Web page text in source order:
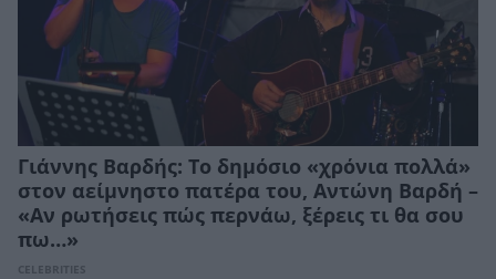
Γιάννης Βαρδής: Το δημόσιο «χρόνια πολλά»
στον αείμνηστο πατέρα του, Αντώνη Βαρδή –
«Αν ρωτήσεις πώς περνάω, ξέρεις τι θα σου
πω…»
CELEBRITIES